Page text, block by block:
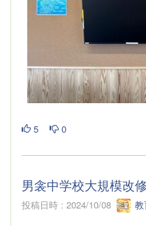
5 0
男衾中学校大規模改
投稿日時 : 2024/10/08 教